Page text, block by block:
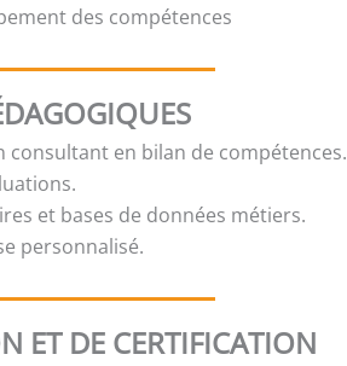
des compétences
en bilan de compétences.
et bases de données métiers.
personnalisé.
ET DE CERTIFICATION